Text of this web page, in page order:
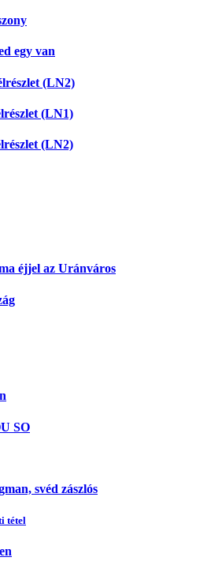
egy van
(LN2)
(LN1)
(LN2)
éjjel az Uránváros
SO
svéd zászlós
tétel